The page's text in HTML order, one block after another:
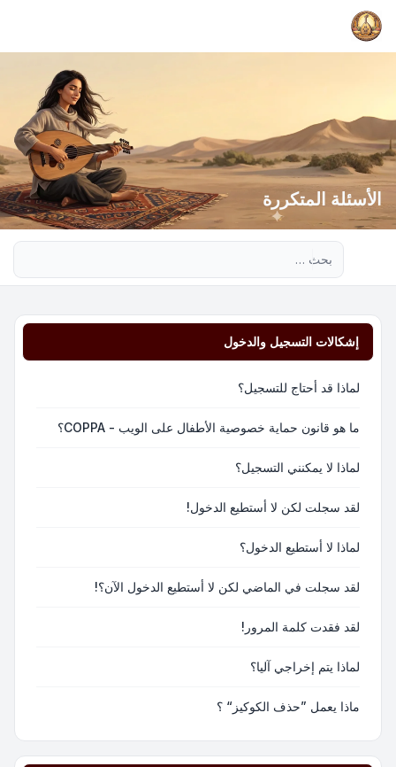
الأسئلة المتكررة
إشكالات التسجيل والدخول
لماذا قد أحتاج للتسجيل؟
ما هو قانون حماية خصوصية الأطفال على الويب - COPPA؟
لماذا لا يمكنني التسجيل؟
لقد سجلت لكن لا أستطيع الدخول!
لماذا لا أستطيع الدخول؟
لقد سجلت في الماضي لكن لا أستطيع الدخول الآن؟!
لقد فقدت كلمة المرور!
لماذا يتم إخراجي آليا؟
ماذا يعمل ”حذف الكوكيز“ ؟